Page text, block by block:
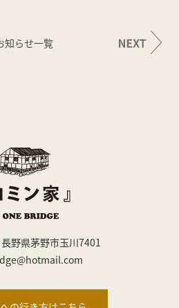
知らせ一覧
野県茅野市玉川7401